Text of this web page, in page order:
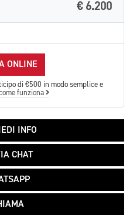
€ 6.200
ONLINE
di €500 in modo semplice e
funziona
INFO
CHAT